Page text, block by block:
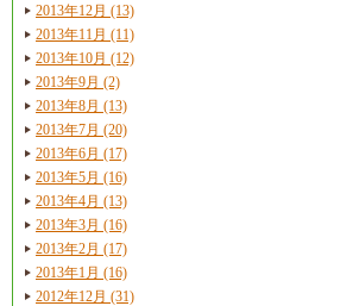
2013年12月 (13)
2013年11月 (11)
2013年10月 (12)
2013年9月 (2)
2013年8月 (13)
2013年7月 (20)
2013年6月 (17)
2013年5月 (16)
2013年4月 (13)
2013年3月 (16)
2013年2月 (17)
2013年1月 (16)
2012年12月 (31)